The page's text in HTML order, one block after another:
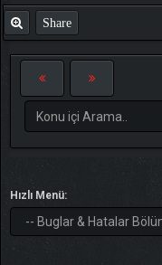
Share
Hızlı Menü: